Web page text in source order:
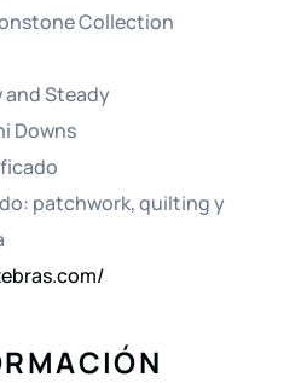
Collection
and Steady
Downs
patchwork, quilting y